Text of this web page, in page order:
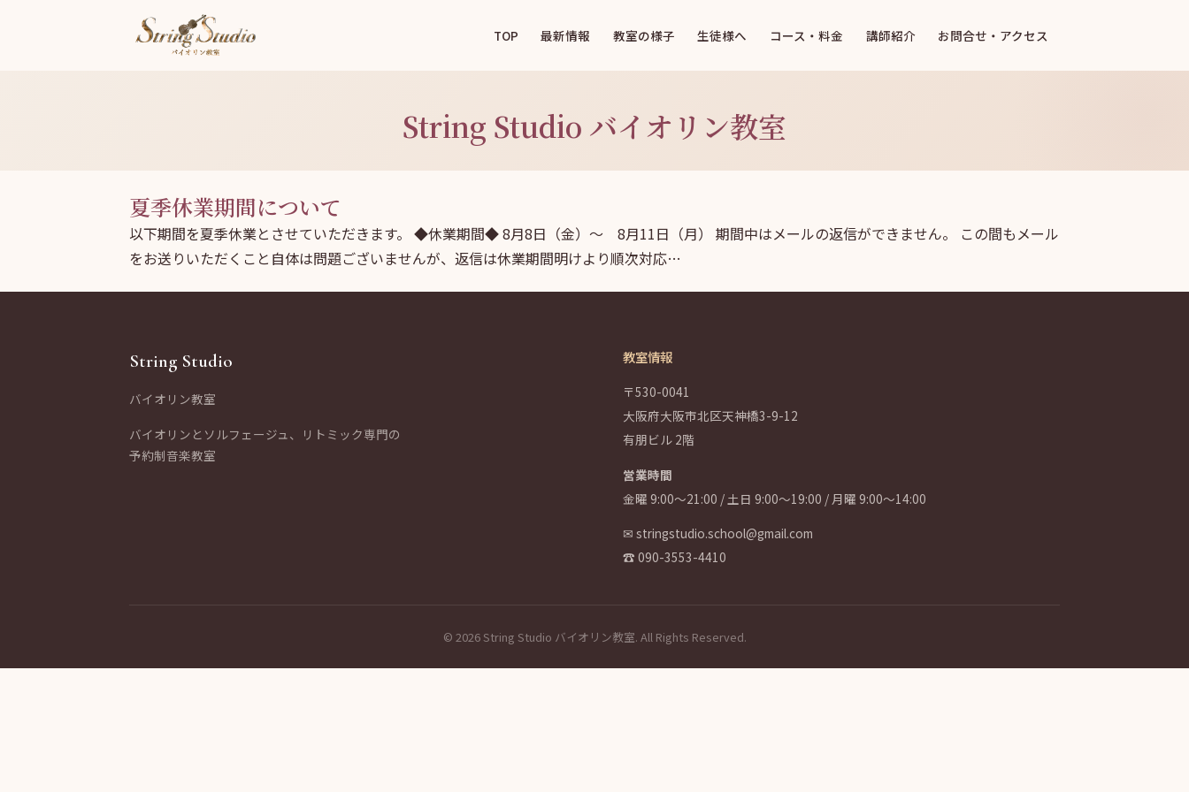
TOP 最新情報 教室の様子 生徒様へ コース・料金 講師紹介 お問合せ・アクセス
String Studio バイオリン教室
夏季休業期間について
以下期間を夏季休業とさせていただきます。 ​◆休業期間◆ 8月8日（金）～ 8月11日（月） 期間中はメールの返信ができません。 この間もメール
をお送りいただくこと自体は問題ございませんが、返信は休業期間明けより順次対応…
String Studio
バイオリン教室
バイオリンとソルフェージュ、リトミック専門の
予約制音楽教室
教室情報
〒530-0041
大阪府大阪市北区天神橋3-9-12
有朋ビル 2階
営業時間
金曜 9:00〜21:00 / 土日 9:00〜19:00 / 月曜 9:00〜14:00
✉ stringstudio.school@gmail.com
☎ 090-3553-4410
© 2026 String Studio バイオリン教室. All Rights Reserved.